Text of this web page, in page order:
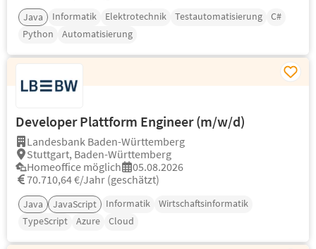
Java Informatik Elektrotechnik Testautomatisierung
C#
Python
Automatisierung
Developer Plattform Engineer (m/w/d)
Landesbank Baden-Württemberg
Stuttgart, Baden-Württemberg
Homeoffice möglich
05.08.2026
70.710,64 €/Jahr (geschätzt)
Java JavaScript Informatik
Wirtschaftsinformatik
TypeScript
Azure Cloud